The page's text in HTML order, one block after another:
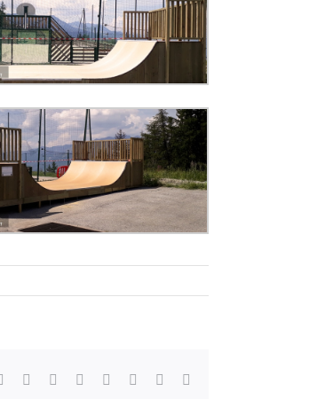
LinkedInWhatsAppTelegram
TumblrPinterest Xing